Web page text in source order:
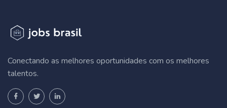
Conectando as melhores oportunidades com os melhores
talentos.